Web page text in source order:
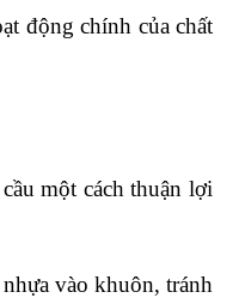
động chính của chất
một cách thuận lợi
vào khuôn, tránh